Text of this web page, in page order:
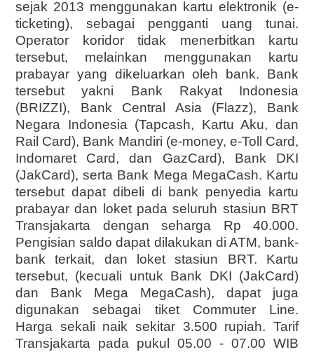
sejak 2013 menggunakan kartu elektronik (e-
ticketing), sebagai pengganti uang tunai.
Operator koridor tidak menerbitkan kartu
tersebut, melainkan menggunakan kartu
prabayar yang dikeluarkan oleh bank. Bank
tersebut yakni Bank Rakyat Indonesia
(BRIZZI), Bank Central Asia (Flazz), Bank
Negara Indonesia (Tapcash, Kartu Aku, dan
Rail Card), Bank Mandiri (e-money, e-Toll Card,
Indomaret Card, dan GazCard), Bank DKI
(JakCard), serta Bank Mega MegaCash. Kartu
tersebut dapat dibeli di bank penyedia kartu
prabayar dan loket pada seluruh stasiun BRT
Transjakarta dengan seharga Rp 40.000.
Pengisian saldo dapat dilakukan di ATM, bank-
bank terkait, dan loket stasiun BRT. Kartu
tersebut, (kecuali untuk Bank DKI (JakCard)
dan Bank Mega MegaCash), dapat juga
digunakan sebagai tiket Commuter Line.
Harga sekali naik sekitar 3.500 rupiah. Tarif
Transjakarta pada pukul 05.00 - 07.00 WIB